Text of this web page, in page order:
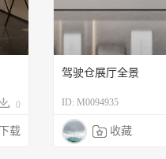
0
下载
驾驶仓展厅全景
ID: M0094935
 收藏